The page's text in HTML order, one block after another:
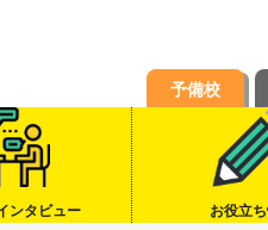
予備校
ンタビュー お役立